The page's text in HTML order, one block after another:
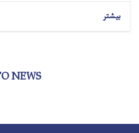
بیشتر
NEWS